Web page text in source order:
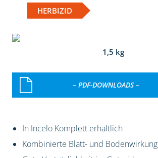
HERBIZID
1,5 kg
– PDF-DOWNLOADS –
In Incelo Komplett erhältlich
Kombinierte Blatt- und Bodenwirkung